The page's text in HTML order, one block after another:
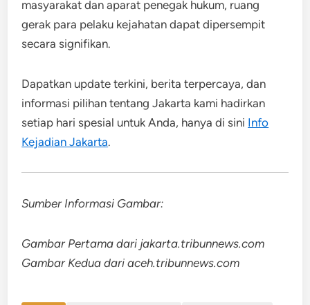
masyarakat dan aparat penegak hukum, ruang
gerak para pelaku kejahatan dapat dipersempit
secara signifikan.
Dapatkan update terkini, berita terpercaya, dan
informasi pilihan tentang Jakarta kami hadirkan
setiap hari spesial untuk Anda, hanya di sini Info
Kejadian Jakarta.
Sumber Informasi Gambar:
Gambar Pertama dari jakarta.tribunnews.com
Gambar Kedua dari aceh.tribunnews.com